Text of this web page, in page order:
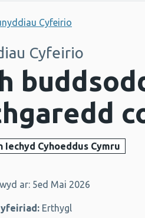
Cyfeirio
Cyfeirio
Iechyd Cyhoeddus Cymru
ar: 5ed Mai 2026
Erthygl